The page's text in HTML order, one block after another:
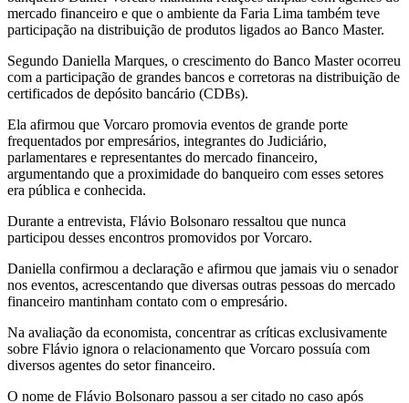
mercado financeiro e que o ambiente da Faria Lima também teve
participação na distribuição de produtos ligados ao Banco Master.
Segundo Daniella Marques, o crescimento do Banco Master ocorreu
com a participação de grandes bancos e corretoras na distribuição de
certificados de depósito bancário (CDBs).
Ela afirmou que Vorcaro promovia eventos de grande porte
frequentados por empresários, integrantes do Judiciário,
parlamentares e representantes do mercado financeiro,
argumentando que a proximidade do banqueiro com esses setores
era pública e conhecida.
Durante a entrevista, Flávio Bolsonaro ressaltou que nunca
participou desses encontros promovidos por Vorcaro.
Daniella confirmou a declaração e afirmou que jamais viu o senador
nos eventos, acrescentando que diversas outras pessoas do mercado
financeiro mantinham contato com o empresário.
Na avaliação da economista, concentrar as críticas exclusivamente
sobre Flávio ignora o relacionamento que Vorcaro possuía com
diversos agentes do setor financeiro.
O nome de Flávio Bolsonaro passou a ser citado no caso após